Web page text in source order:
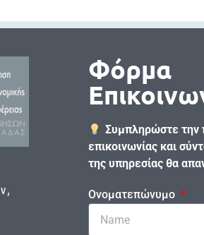
,
Φόρμα
Συμπληρώστε
επικοινωνίας και
της υπηρεσίας θα
Ονοματεπώνυμο